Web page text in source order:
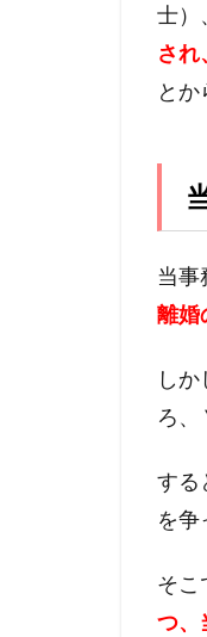
士）
され
とか
当事
離婚
し
ろ、
する
を争
そこ
つ、